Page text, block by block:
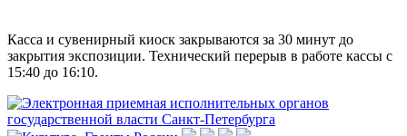
Касса и сувенирный киоск закрываются за 30 минут до
закрытия экспозиции. Технический перерыв в работе кассы с
15:40 до 16:10.